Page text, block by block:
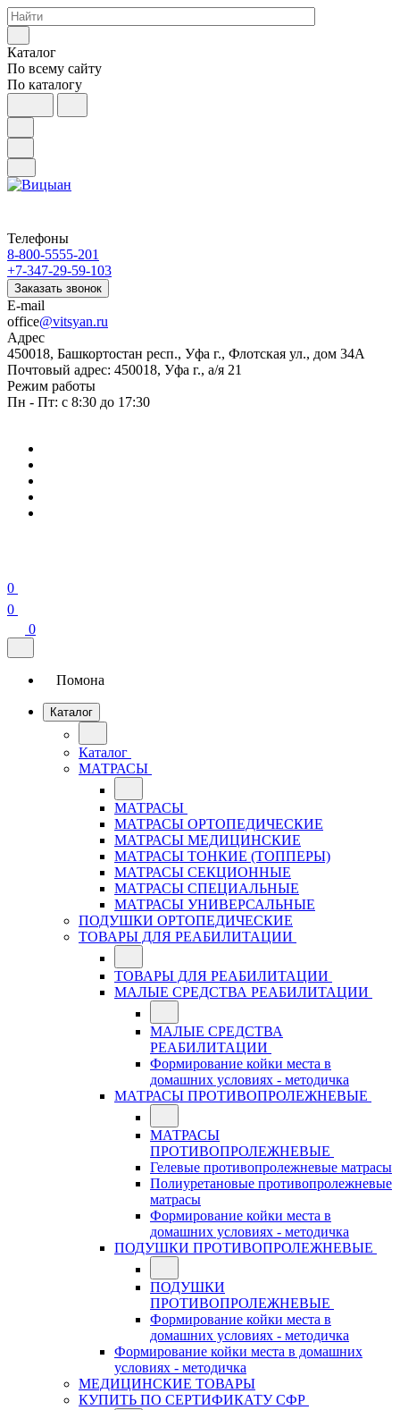
Каталог
По всему сайту
По каталогу
Телефоны
8-800-5555-201
+7-347-29-59-103
Заказать звонок
E-mail
office@vitsyan.ru
Адрес
450018, Башкортостан респ., Уфа г., Флотская ул., дом 34А
Почтовый адрес: 450018, Уфа г., а/я 21
Режим работы
Пн - Пт: с 8:30 до 17:30
0
0
0
Помона
Каталог
Каталог
МАТРАСЫ
МАТРАСЫ
МАТРАСЫ ОРТОПЕДИЧЕСКИЕ
МАТРАСЫ МЕДИЦИНСКИЕ
МАТРАСЫ ТОНКИЕ (ТОППЕРЫ)
МАТРАСЫ СЕКЦИОННЫЕ
МАТРАСЫ СПЕЦИАЛЬНЫЕ
МАТРАСЫ УНИВЕРСАЛЬНЫЕ
ПОДУШКИ ОРТОПЕДИЧЕСКИЕ
ТОВАРЫ ДЛЯ РЕАБИЛИТАЦИИ
ТОВАРЫ ДЛЯ РЕАБИЛИТАЦИИ
МАЛЫЕ СРЕДСТВА РЕАБИЛИТАЦИИ
МАЛЫЕ СРЕДСТВА
РЕАБИЛИТАЦИИ
Формирование койки места в
домашних условиях - методичка
МАТРАСЫ ПРОТИВОПРОЛЕЖНЕВЫЕ
МАТРАСЫ
ПРОТИВОПРОЛЕЖНЕВЫЕ
Гелевые противопролежневые матрасы
Полиуретановые противопролежневые
матрасы
Формирование койки места в
домашних условиях - методичка
ПОДУШКИ ПРОТИВОПРОЛЕЖНЕВЫЕ
ПОДУШКИ
ПРОТИВОПРОЛЕЖНЕВЫЕ
Формирование койки места в
домашних условиях - методичка
Формирование койки места в домашних
условиях - методичка
МЕДИЦИНСКИЕ ТОВАРЫ
КУПИТЬ ПО СЕРТИФИКАТУ СФР